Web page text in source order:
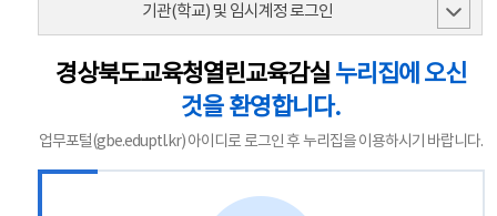
기관(학교) 및 임시계정 로그인
경상북도교육청열린교육감실누리집에 오신
것을 환영합니다.
업무포털(gbe.eduptl.kr) 아이디로 로그인 후 누리집을 이용하시기 바랍니다.